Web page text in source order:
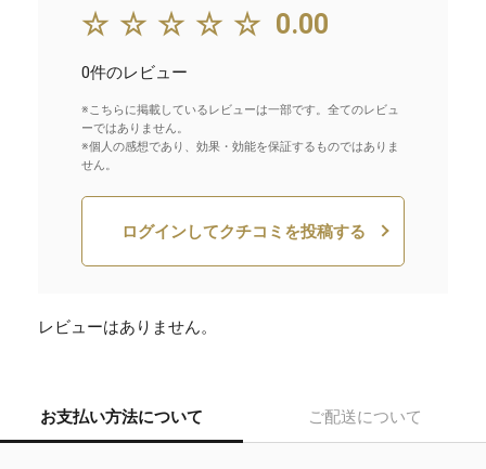
☆☆☆☆☆ 0.00
0件のレビュー
※こちらに掲載しているレビューは一部です。全てのレビュ
ーではありません。
※個人の感想であり、効果・効能を保証するものではありま
せん。
ログインしてクチコミを投稿する
レビューはありません。
お支払い方法について ご配送について